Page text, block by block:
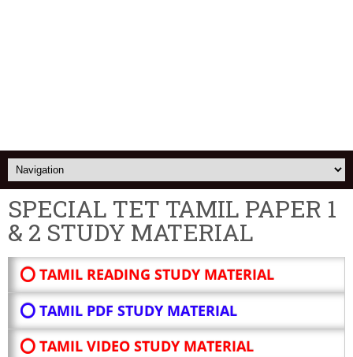
SPECIAL TET TAMIL PAPER 1
& 2 STUDY MATERIAL
⭕ TAMIL READING STUDY MATERIAL
⭕ TAMIL PDF STUDY MATERIAL
⭕ TAMIL VIDEO STUDY MATERIAL